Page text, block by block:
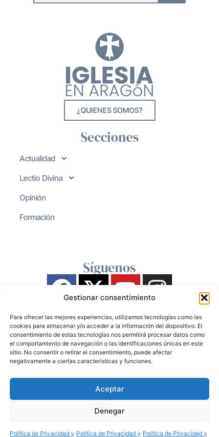
Gestionar consentimiento
Para ofrecer las mejores experiencias, utilizamos tecnologías como las
cookies para almacenar y/o acceder a la información del dispositivo. El
consentimiento de estas tecnologías nos permitirá procesar datos como
el comportamiento de navegación o las identificaciones únicas en este
sitio. No consentir o retirar el consentimiento, puede afectar
negativamente a ciertas características y funciones.
Aceptar
Denegar
Política de Privacidad y Política de Privacidad y Política de Privacidad y
¿QUIENES SOMOS?
Secciones
Actualidad
Lectio Divina
Opinión
Formación
Síguenos